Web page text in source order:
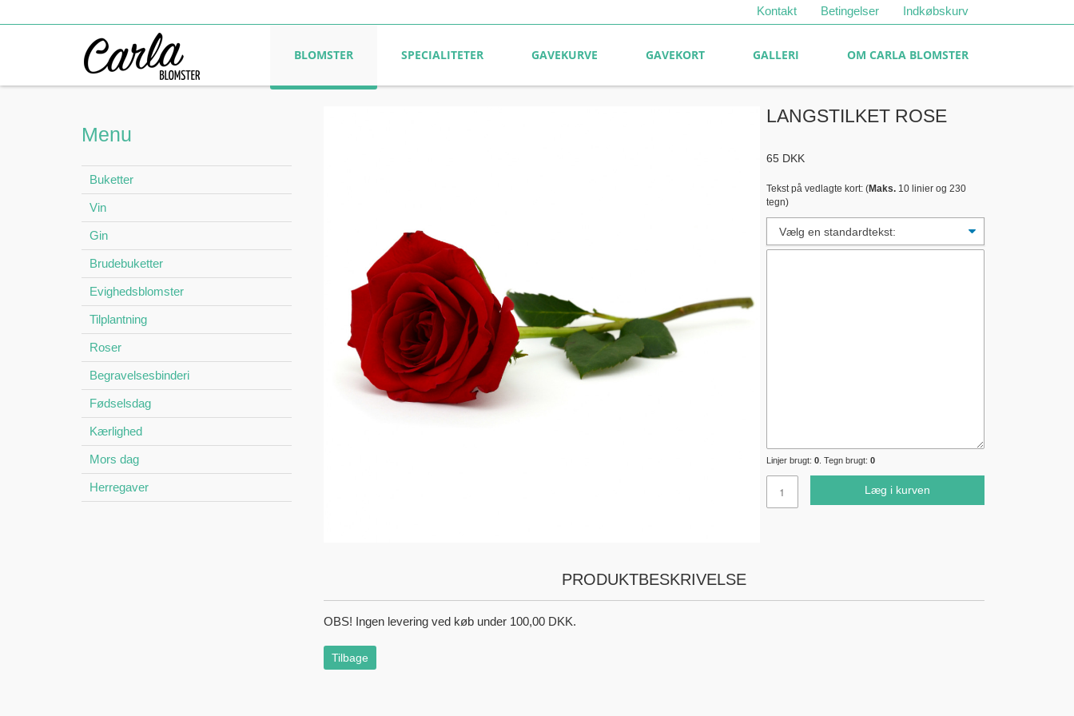
Kontakt Betingelser Indkøbskurv
BLOMSTER SPECIALITETER GAVEKURVE GAVEKORT GALLERI OM CARLA BLOMSTER
Menu
Buketter
Vin
Gin
Brudebuketter
Evighedsblomster
Tilplantning
Roser
Begravelsesbinderi
Fødselsdag
Kærlighed
Mors dag
Herregaver
LANGSTILKET ROSE
65DKK
Tekst på vedlagte kort: (Maks.10 linier og 230
tegn)
Linjer brugt: 0. Tegn brugt: 0
Læg i kurven
PRODUKTBESKRIVELSE
OBS! Ingen levering ved køb under 100,00 DKK.
Tilbage